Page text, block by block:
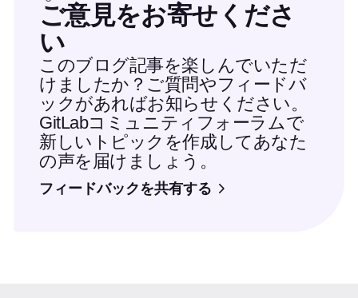
ご意見をお寄せくださ
い
このブログ記事を楽しんでいただ
けましたか？ご質問やフィードバ
ックがあればお知らせください。
GitLabコミュニティフォーラムで
新しいトピックを作成してあなた
の声を届けましょう。
フィードバックを共有する